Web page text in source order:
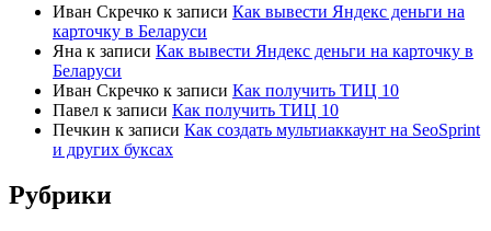
Иван Скречко к записи Как вывести Яндекс деньги на
карточку в Беларуси
Яна к записи Как вывести Яндекс деньги на карточку в
Беларуси
Иван Скречко к записи Как получить ТИЦ 10
Павел к записи Как получить ТИЦ 10
Печкин к записи Как создать мультиаккаунт на SeoSprint
и других буксах
Рубрики